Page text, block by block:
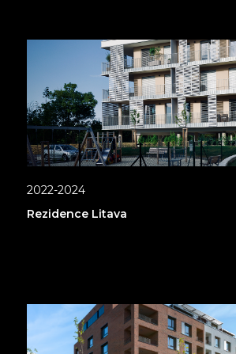
2022-2024
Rezidence Litava